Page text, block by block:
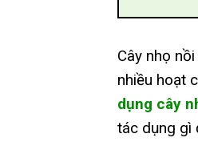
Cây nhọ
nhiều hoạt
dụng cây
tác dụng gì